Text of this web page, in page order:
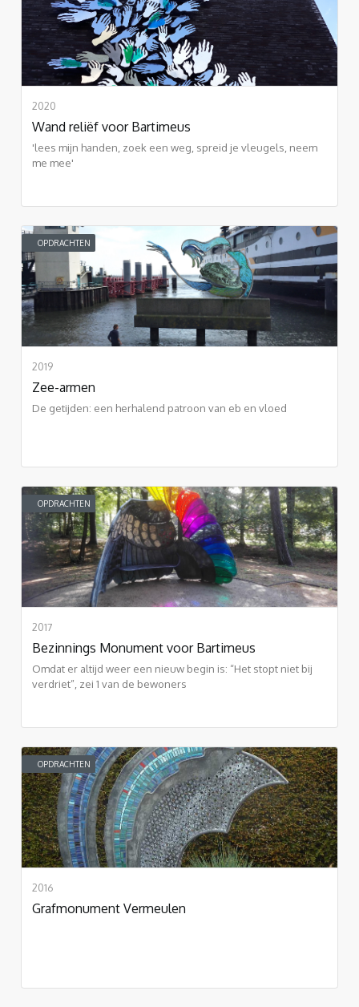
2020
Wand reliëf voor Bartimeus
'lees mijn handen, zoek een weg, spreid je vleugels, neem
me mee'
OPDRACHTEN
2019
Zee-armen
De getijden: een herhalend patroon van eb en vloed
OPDRACHTEN
2017
Bezinnings Monument voor Bartimeus
Omdat er altijd weer een nieuw begin is: “Het stopt niet bij
verdriet”, zei 1 van de bewoners
OPDRACHTEN
2016
Grafmonument Vermeulen